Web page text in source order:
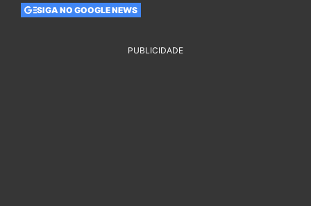
SIGA NO GOOGLE NEWS
PUBLICIDADE